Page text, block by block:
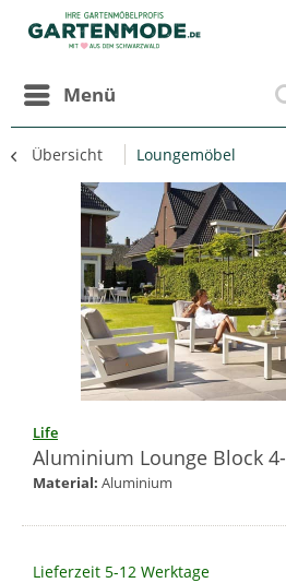
Menü
Übersicht Loungemöbel
Life
Aluminium Lounge Block
Material: Aluminium
Lieferzeit 5-12 Werktage